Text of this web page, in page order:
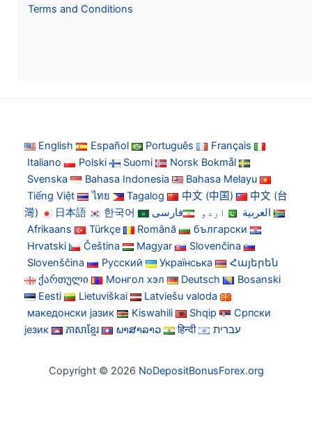
Terms and Conditions
English Español Português
Français
Italiano
Polski Suomi
Norsk Bokmål
Svenska
Bahasa Indonesia
Bahasa Melayu
Tiếng Việt
ไทย Tagalog 中文 (中国)
中文 (台
灣)
日本語 한국어 العربية اردو
فارسی
Afrikaans
Türkçe Română
български
Hrvatski
Čeština Magyar
Slovenčina
Slovenščina
Русский Українська
Հայերեն
ქართული
Монгол хэл Deutsch
Bosanski
Eesti
Lietuviškai
Latviešu valoda
македонски јазик
Kiswahili Shqip
Српски
језик
ភាសាខ្មែរ ພາສາລາວ हिन्दी עברית
Copyright © 2026 NoDepositBonusForex.org